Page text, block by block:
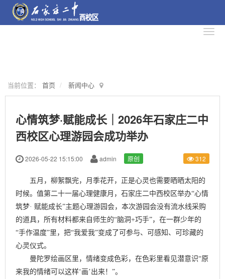
当前位置： 首页 新闻中心
心情筑梦·赋能成长｜2026年石家庄二中
西校区心理游园会成功举办
2026-05-22 15:15:00 admin 原创 312
五月，柳絮飘完，月季花开，正是心灵也需要晒晒太阳的
时候。值第二十一届心理健康月，石家庄二中西校区举办“心情
筑梦· 赋能成长”主题心理游园会，本次游园会没有流水线采购
的道具，所有材料都来自师生的“脑洞+巧手”，在一群少年的
“手作温度”里，把“我爱我”变成了可参与、可感知、可珍藏的
心灵仪式。
曼陀罗绘画区里，情绪变成色彩，在色彩里看见潜意识“原
来我的情绪可以这样‘画’出来！”。